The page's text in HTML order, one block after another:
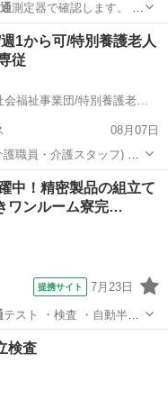
測定器で確認します。 ま
1から可/特別養護老人
従
社会福祉法人全電通近畿社会福祉事業団/特別養護老人ホーム あいハート須磨
08月07日
職員・介護スタッフ) パ
助、排泄介助、生活援
<給与> 時給1,239円〜 <
中！精密製品の組立て
ワンルーム寮完…
提携サイト 7月23日
テスト ・検査 ・自動半田
検査